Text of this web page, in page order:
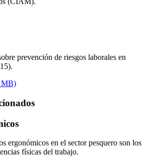
prevención de riesgos laborales en
MB)
ergonómicos en el sector pesquero son los
físicas del trabajo.